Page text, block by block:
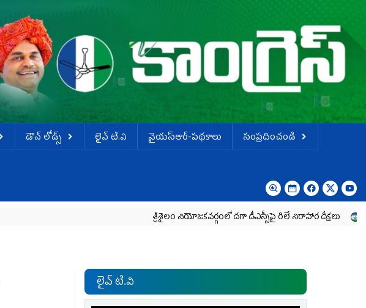
డౌన్ లోడ్స్ లైవ్ టి.వి వైయస్ఆర్-పథకాలు
సంప్రదించండి
శ్రీశైలం నియోజకవర్గంలో దగా డీఎస్సీపై రిలే నిరాహార దీక్షలు ఎన్‌ఆర్‌ఐ
లైవ్ టి.వి